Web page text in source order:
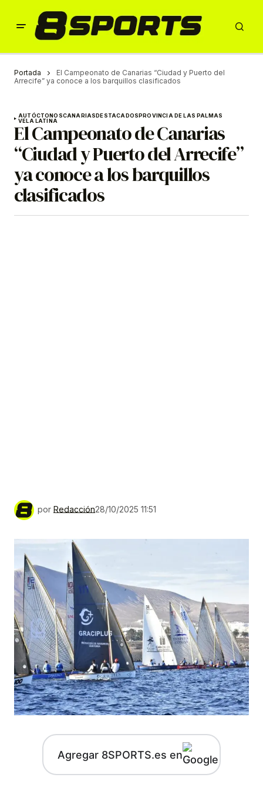
Portada
El Campeonato de Canarias “Ciudad y Puerto del
Arrecife” ya conoce a los barquillos clasificados
AUTÓCTONOSCANARIASDESTACADOSPROVINCIA DE LAS PALMAS
VELA LATINA
El Campeonato de Canarias
“Ciudad y Puerto del Arrecife”
ya conoce a los barquillos
clasificados
por Redacción28/10/2025 11:51
Agregar 8SPORTS.es en